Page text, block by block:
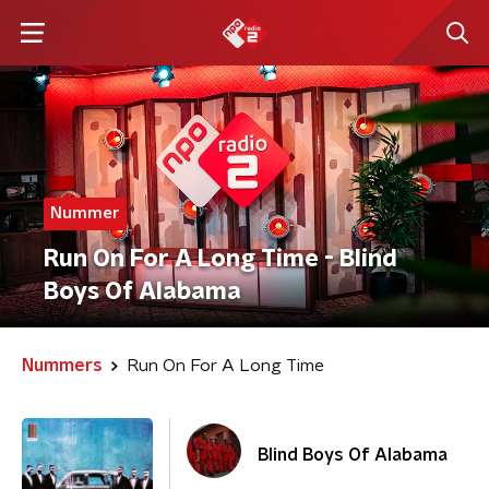
Nummer
Run On For A Long Time - Blind
Boys Of Alabama
Nummers Run On For A Long Time
Blind Boys Of Alabama